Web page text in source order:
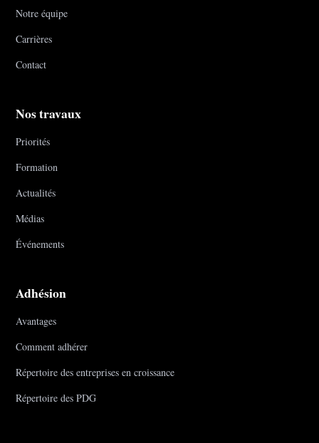
Notre équipe
Carrières
Contact
Nos travaux
Priorités
Formation
Actualités
Médias
Événements
Adhésion
Avantages
Comment adhérer
Répertoire des entreprises en croissance
Répertoire des PDG